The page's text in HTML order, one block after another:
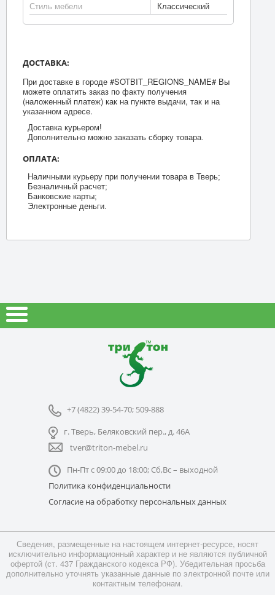
Стиль мебели
Классический
ДОСТАВКА:
При доставке в городе #SOTBIT_REGIONS_NAME# Вы
можете оплатить заказ по факту получения
(наложенный платеж) как на пункте выдачи, так и на
указанном адресе.
Доставка курьером!
Дополнительно можно заказать сборку товара.
ОПЛАТА:
Наличными курьеру при получении товара в Тверь;
Безналичный расчет;
Банковские карты;
Электронные деньги.
+7 (4822) 39-54-70; 509-888
г. Тверь, Беляковский пер., д. 46А
tver@triton-mebel.ru
Пн-Пт с 09:00 до 18:00; Сб,Вс – выходной
Политика конфиденциальности
Согласие на обработку персональных данных
Сведения, размещенные на настоящем интернет-ресурсе, носят
исключительно информационный характер и не являются публичной
офертой (ст. 437 Гражданского кодекса РФ). Убедительная просьба
дополнительно уточнять указанные данные по электронной почте или
контактным телефонам.